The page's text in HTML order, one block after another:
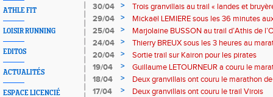
ATHLE FIT
LOISIR RUNNING
EDITOS
ACTUALITÉS
ESPACE LICENCIÉ
30/04
>
Trois granvillais au trail « landes et
29/04
>
Mickaël LEMIERE sous les 36 minutes
25/04
>
Marjolaine BUSSON au trail d’Athis de
24/04
>
Thierry BREUX sous les 3 heures au
20/04
>
Sortie trail sur Kairon pour les pirates
19/04
>
Guillaume LETOURNEUR a couru le
18/04
>
Deux granvillais ont couru le marathon
17/04
>
Deux granvillais ont couru le trail Virois